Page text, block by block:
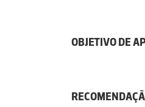
OBJETIVO DE